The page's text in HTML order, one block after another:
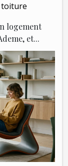
toiture
logement
et...